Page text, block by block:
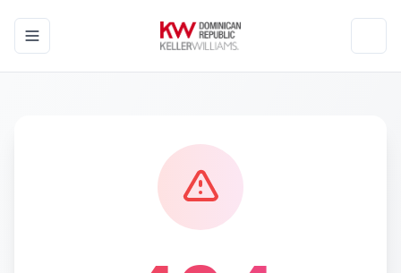
Toggle navigation menu